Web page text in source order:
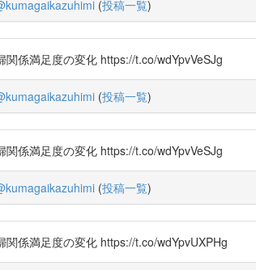
(投稿一覧)
係満足度の変化 https://t.co/wdYpvVeSJg
(投稿一覧)
係満足度の変化 https://t.co/wdYpvVeSJg
(投稿一覧)
係満足度の変化 https://t.co/wdYpvUXPHg